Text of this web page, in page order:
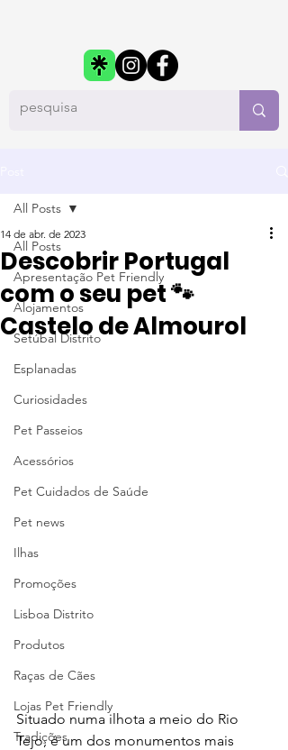
All Posts
Apresentação Pet Friendly
Alojamentos
Setúbal Distrito
Esplanadas
Curiosidades
Pet Passeios
Acessórios
Pet Cuidados de Saúde
Pet news
Ilhas
Promoções
Lisboa Distrito
Produtos
Raças de Cães
Lojas Pet Friendly
Tradições
All Posts
Descobrir Portugal
com o seu pet 🐾
Castelo de Almourol
14 de abr. de 2023
Situado numa ilhota a meio do Rio
Tejo, é um dos monumentos mais